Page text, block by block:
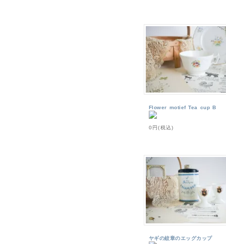
Flower motief Tea cup B
0円(税込)
ヤギの紋章のエッグカップ